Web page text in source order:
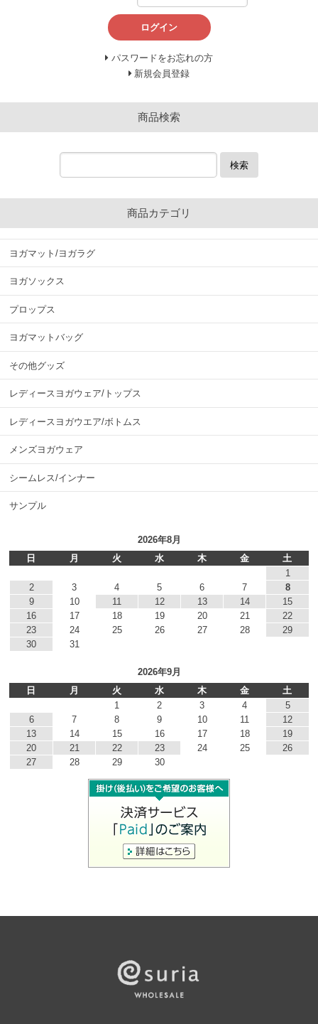
ログイン
パスワードをお忘れの方
新規会員登録
商品検索
検索
商品カテゴリ
ヨガマット/ヨガラグ
ヨガソックス
プロップス
ヨガマットバッグ
その他グッズ
レディースヨガウェア/トップス
レディースヨガウエア/ボトムス
メンズヨガウェア
シームレス/インナー
サンプル
2026年8月
日
月 火 水 木 金
土
1
2
3 4 5 6 7
8
9
10 11 12 13 14
15
16
17 18 19 20 21
22
23
24 25 26 27 28
29
30
31
2026年9月
日
月 火 水 木 金
土
1
2 3 4
5
6
7 8 9 10 11
12
13
14 15 16 17 18
19
20
21 22 23 24 25
26
27
28 29 30